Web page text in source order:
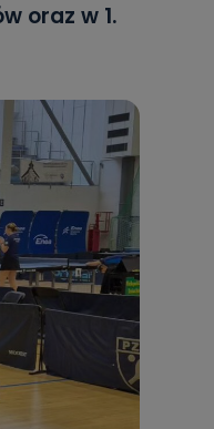
oraz w 1.